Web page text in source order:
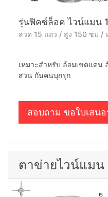
รุ่นฟิคซ์ล็อค ไวน์แมน
ลวด 15 แถว / สูง 150 ซม /
เหมาะสำหรับ ล้อมเขตแด
สวน กันคนบุกรุก
สอบถาม ขอใบเสนอ
ตาข่ายไวน์แมน